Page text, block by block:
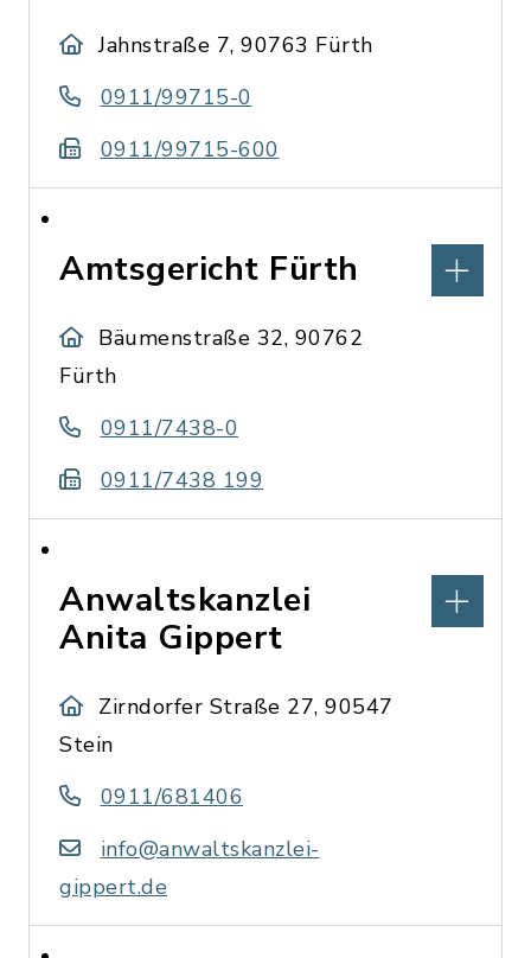
Jahnstraße 7, 90763 Fürth
0911/99715-0
0911/99715-600
Amtsgericht Fürth
Bäumenstraße 32, 90762
Fürth
0911/7438-0
0911/7438 199
Anwaltskanzlei
Anita Gippert
Zirndorfer Straße 27, 90547
Stein
0911/681406
info@anwaltskanzlei-
gippert.de